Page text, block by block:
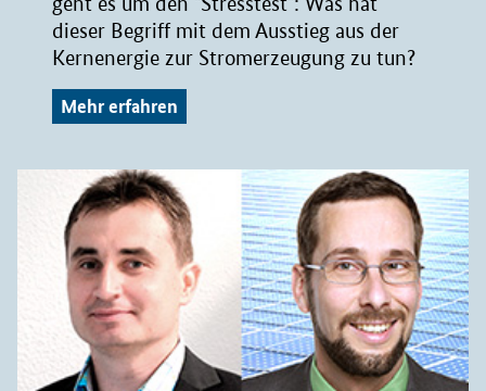
dieser Begriff mit dem Ausstieg aus der
Kernenergie zur Stromerzeugung zu tun?
Mehr erfahren